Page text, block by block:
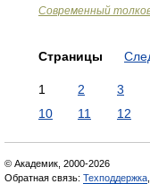
Современный
Страницы
1 2 3
10
11 12
© Академик, 2000-2026
Обратная связь: Техподдержка